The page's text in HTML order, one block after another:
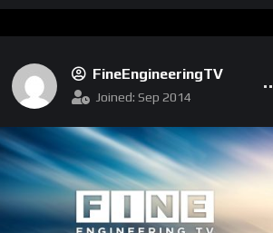
FineEngineeringTV
Joined: Sep 2014